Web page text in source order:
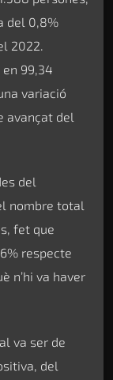
del 0,8%
2022.
99,34
variació
avançat del
del
nombre total
fet que
respecte
n’hi va haver
va ser de
del